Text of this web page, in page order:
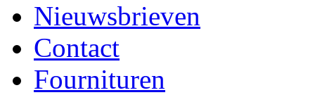
Nieuwsbrieven
Contact
Fournituren